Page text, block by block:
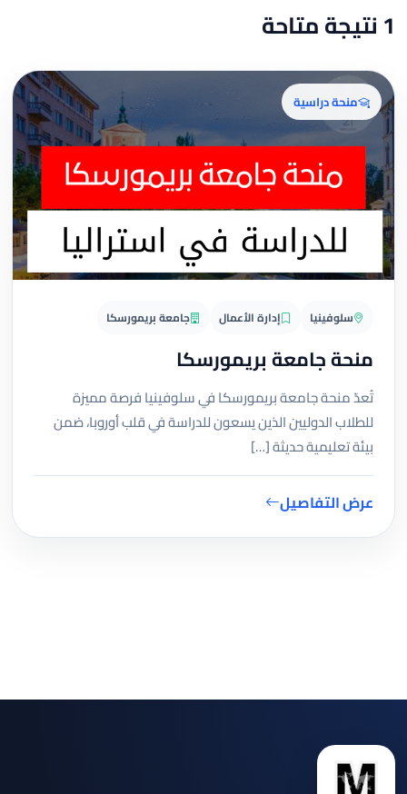
1 نتيجة متاحة
منحة دراسية
سلوفينيا إدارة الأعمال جامعة بريمورسكا
منحة جامعة بريمورسكا
تُعدّ منحة جامعة بريمورسكا في سلوفينيا فرصة مميزة
للطلاب الدوليين الذين يسعون للدراسة في قلب أوروبا، ضمن
بيئة تعليمية حديثة […]
عرض التفاصيل